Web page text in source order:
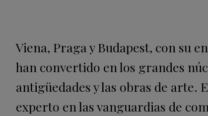
Viena, Praga y Budapest, con su
han convertido en los grandes
antigüedades y las obras de arte.
experto en las vanguardias de